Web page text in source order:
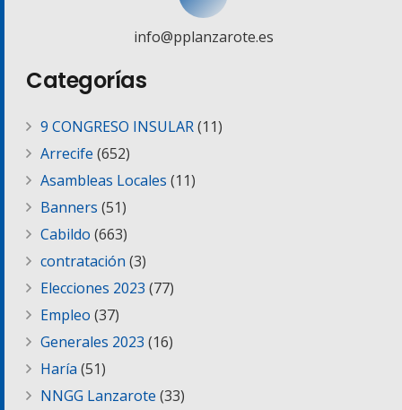
info@pplanzarote.es
Categorías
9 CONGRESO INSULAR(11)
Arrecife (652)
Asambleas Locales (11)
Banners (51)
Cabildo (663)
contratación (3)
Elecciones 2023 (77)
Empleo (37)
Generales 2023 (16)
Haría (51)
NNGG Lanzarote (33)